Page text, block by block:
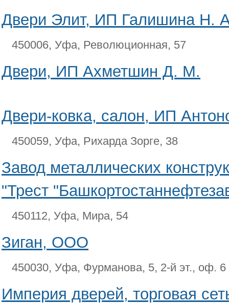
Двери Элит, ИП Галишина Н.
450006, Уфа, Революционная, 57
Двери, ИП Ахметшин Д. М.
Двери-ковка, салон, ИП
450059, Уфа, Рихарда Зорге, 38
Завод металлических
"Трест
450112, Уфа, Мира, 54
Зиган, ООО
450030, Уфа, Фурманова, 5, 2-й эт., оф. 6
Империя дверей, торговая